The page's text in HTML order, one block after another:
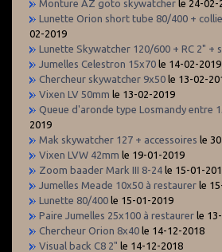
Monture AZ goto skywatcher le 24-02-
Lunette Orion short tube 80/400 +
02-2019
Lunette Skywatcher 120/600 + RC 2" +
Jumelles Celestron 15x70 le 14-02-2019
Chercheur skywatcher 9x50 le 13-02-
Vixen LV 50mm le 13-02-2019
Queue d'aronde type Losmandy entre
2019
Mak skywatcher 127 + accessoires le
Vixen LVW 42mm le 19-01-2019
Zoom baader Mark III 8-24 le 15-01-
Jumelles Meade 10x50 à restaurer le
Lunette 80/400 le 15-01-2019
Paire Jumelles 25x100 à restaurer le
Chercheur Orion 8x40 le 14-12-2018
Visual back C8 2" le 14-12-2018